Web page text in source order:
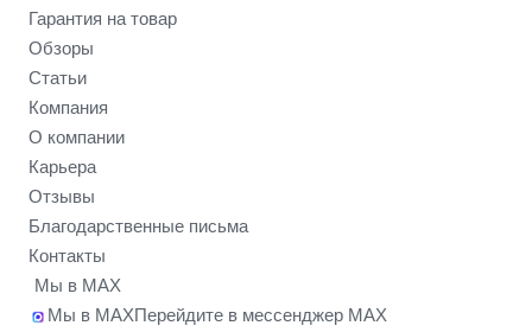
Гарантия на товар
Обзоры
Статьи
Компания
О компании
Карьера
Отзывы
Благодарственные письма
Контакты
Мы в MAX
Мы в MAXПерейдите в мессенджер MAX